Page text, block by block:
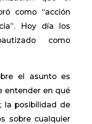
como “acción
Hoy día los
como
el asunto es
entender en qué
la posibilidad de
sobre cualquier